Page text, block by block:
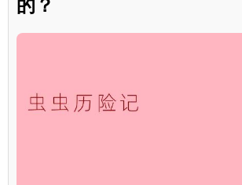
的？